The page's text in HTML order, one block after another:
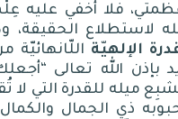
فلا أُخفي عليه
لاستطلاع
الإلهيّة اللّانهائيّة
بإذن الله تعالى “
ميله للقدرة التي لا
ذي الجمال